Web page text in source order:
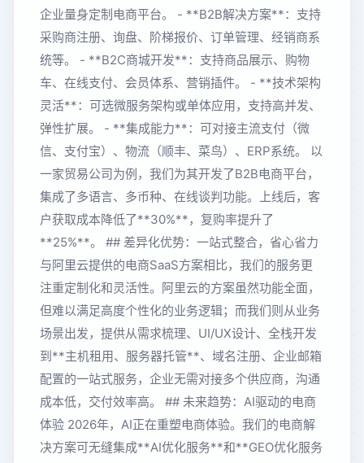
企业量身定制电商平台。 - **B2B解决方案**：支持
采购商注册、询盘、阶梯报价、订单管理、经销商系
统等。 - **B2C商城开发**：支持商品展示、购物
车、在线支付、会员体系、营销插件。 - **技术架构
灵活**：可选微服务架构或单体应用，支持高并发、
弹性扩展。 - **集成能力**：可对接主流支付（微
信、支付宝）、物流（顺丰、菜鸟）、ERP系统。 以
一家贸易公司为例，我们为其开发了B2B电商平台，
集成了多语言、多币种、在线谈判功能。上线后，客
户获取成本降低了**30%**，复购率提升了
**25%**。 ## 差异化优势：一站式整合，省心省力
与阿里云提供的电商SaaS方案相比，我们的服务更
注重定制化和灵活性。阿里云的方案虽然功能全面，
但难以满足高度个性化的业务逻辑；而我们则从业务
场景出发，提供从需求梳理、UI/UX设计、全栈开发
到**主机租用、服务器托管**、域名注册、企业邮箱
配置的一站式服务，企业无需对接多个供应商，沟通
成本低，交付效率高。 ## 未来趋势：AI驱动的电商
体验 2026年，AI正在重塑电商体验。我们的电商解
决方案可无缝集成**AI优化服务**和**GEO优化服务